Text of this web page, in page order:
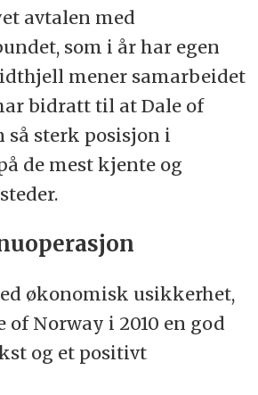
avtalen med
som i år har egen
mener samarbeidet
bidratt til at Dale of
så sterk posisjon i
de mest kjente og
økonomisk usikkerhet,
of Norway i 2010 en god
og et positivt